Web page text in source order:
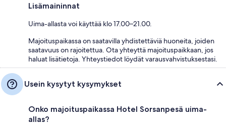
Lisämaininnat
Uima-allasta voi käyttää klo 17.00–21.00.
Majoituspaikassa on saatavilla yhdistettäviä huoneita, joiden
saatavuus on rajoitettua. Ota yhteyttä majoituspaikkaan, jos
haluat lisätietoja. Yhteystiedot löydät varausvahvistuksestasi.
Usein kysytyt kysymykset
Onko majoituspaikassa Hotel Sorsanpesä uima-
allas?